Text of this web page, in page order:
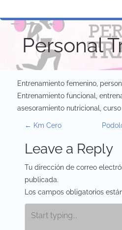
Personal
Entrenamiento femenino,
Entrenamiento funcional,
asesoramiento nutricional,
P
o
s
t
n
a
← Km Cero
Leave a Reply
Tu dirección de correo
publicada.
Los campos obligatorios